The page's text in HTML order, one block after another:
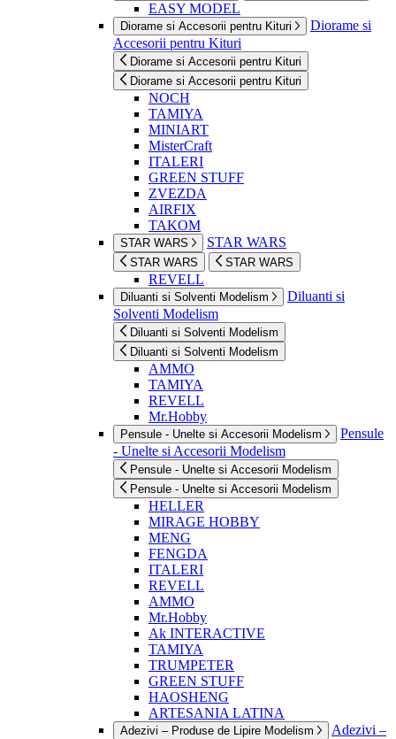
EASY MODEL
Diorame si Accesorii pentru Kituri
Diorame si
Accesorii pentru Kituri
Diorame si Accesorii pentru Kituri
Diorame si Accesorii pentru Kituri
NOCH
TAMIYA
MINIART
MisterCraft
ITALERI
GREEN STUFF
ZVEZDA
AIRFIX
TAKOM
STAR WARS STAR WARS
STAR WARS STAR WARS
REVELL
Diluanti si Solventi Modelism
Diluanti si
Solventi Modelism
Diluanti si Solventi Modelism
Diluanti si Solventi Modelism
AMMO
TAMIYA
REVELL
Mr.Hobby
Pensule - Unelte si Accesorii Modelism
Pensule
- Unelte si Accesorii Modelism
Pensule - Unelte si Accesorii Modelism
Pensule - Unelte si Accesorii Modelism
HELLER
MIRAGE HOBBY
MENG
FENGDA
ITALERI
REVELL
AMMO
Mr.Hobby
Ak INTERACTIVE
TAMIYA
TRUMPETER
GREEN STUFF
HAOSHENG
ARTESANIA LATINA
Adezivi – Produse de Lipire Modelism
Adezivi –